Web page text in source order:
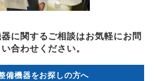
に関するご相談はお気軽にお問
い合わせください。
備機器をお探しの方へ